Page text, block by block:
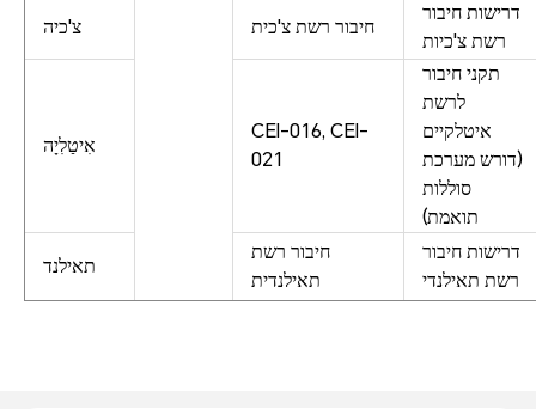
צ'כיה חיבור רשת צ'כית
דרישות חיבור
רשת צ'כיות
אִיטַלִיָה
CEI-016, CEI-
021
תקני חיבור
לרשת
איטלקיים
(דורש מערכת
סוללות
תואמת)
תאילנד
חיבור רשת
תאילנדית
דרישות חיבור
רשת תאילנדי